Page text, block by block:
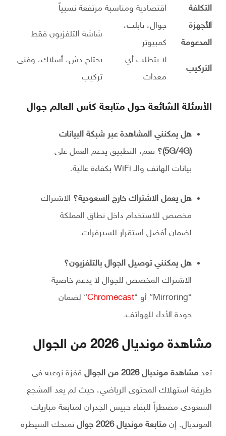
التكلفة اقتصادية ومناسبة مرتفعة نسبياً
الأجهزة
المدعومة
جوال، تابلت،
كمبيوتر
شاشة التلفزيون فقط
التركيب
لا يتطلب أي
معدات
يحتاج دش، أسلاك، وفني
تركيب
الأسئلة الشائعة حول متابعة كأس العالم جوال
هل يمكنني المشاهدة عبر شبكة البيانات
(5G/4G)؟
نعم، التطبيق يدعم العمل على
بيانات الهاتف والـ WiFi بكفاءة عالية.
هل يعمل الاشتراك خارج السعودية؟ الاشتراك
مخصص للاستخدام داخل نطاق المملكة
لضمان أفضل استقرار للسيرفرات.
هل يمكنني توصيل الجوال بالتلفزيون؟
الاشتراك المخصص للجوال لا يدعم خاصية
“Mirroring” أو “
Chromecast” لضمان
جودة الأداء للهواتف.
مشاهدة مونديال 2026 من الجوال
تعدمشاهدة مونديال 2026 من الجوال
قفزة نوعية في
طريقة استهلاك المحتوى الرياضي، حيث لم يعد المشجع
السعودي مضطراً للبقاء حبيس الجدران لمتابعة مباريات
المونديال. إنمتابعة مونديال 2026 جوال
تمنحك السيطرة